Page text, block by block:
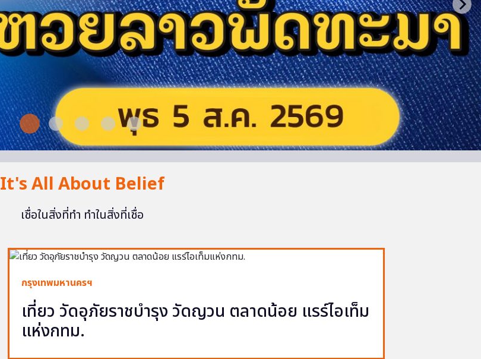
It's All About Belief
เชื่อในสิ่งที่ทำ ทำในสิ่งที่เชื่อ
กรุงเทพมหานครฯ
เที่ยว วัดอุภัยราชบำรุง วัดญวน ตลาดน้อย แรร์ไอเท็ม
แห่งกทม.